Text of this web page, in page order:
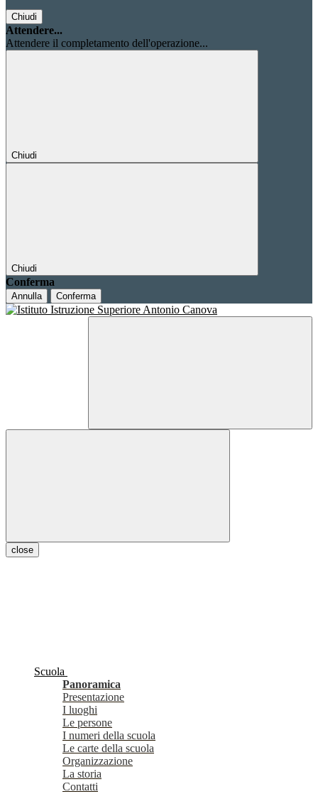
Chiudi
Attendere...
Attendere il completamento dell'operazione...
Chiudi
Chiudi
Conferma
Annulla Conferma
close
Scuola
Panoramica
Presentazione
I luoghi
Le persone
I numeri della scuola
Le carte della scuola
Organizzazione
La storia
Contatti